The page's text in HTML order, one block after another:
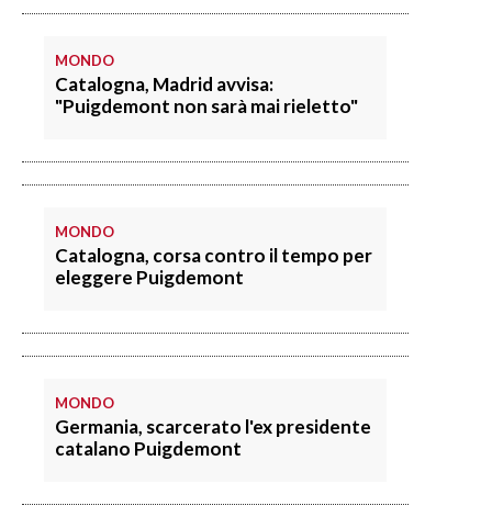
MONDO
Catalogna, Madrid avvisa:
"Puigdemont non sarà mai rieletto"
MONDO
Catalogna, corsa contro il tempo per
eleggere Puigdemont
MONDO
Germania, scarcerato l'ex presidente
catalano Puigdemont